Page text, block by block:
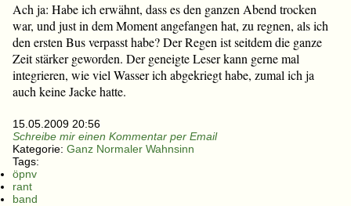
Ach ja: Habe ich erwähnt, dass es den ganzen Abend trocken
war, und just in dem Moment angefangen hat, zu regnen, als ich
den ersten Bus verpasst habe? Der Regen ist seitdem die ganze
Zeit stärker geworden. Der geneigte Leser kann gerne mal
integrieren, wie viel Wasser ich abgekriegt habe, zumal ich ja
auch keine Jacke hatte.
15.05.2009 20:56
Schreibe mir einen Kommentar per Email
Kategorie: Ganz Normaler Wahnsinn
Tags:
öpnv
rant
band